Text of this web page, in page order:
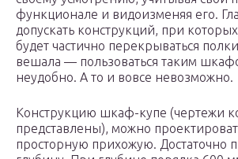
функционале и видоизменяя его.
допускать конструкций, при
будет частично перекрываться
вешала — пользоваться таким
неудобно. А то и вовсе невозможно.
Конструкцию шкаф-купе (чертежи
представлены), можно
просторную прихожую. Достаточно